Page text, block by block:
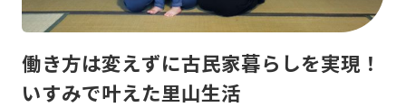
働き方は変えずに古民家暮らしを実現！
いすみで叶えた里山生活